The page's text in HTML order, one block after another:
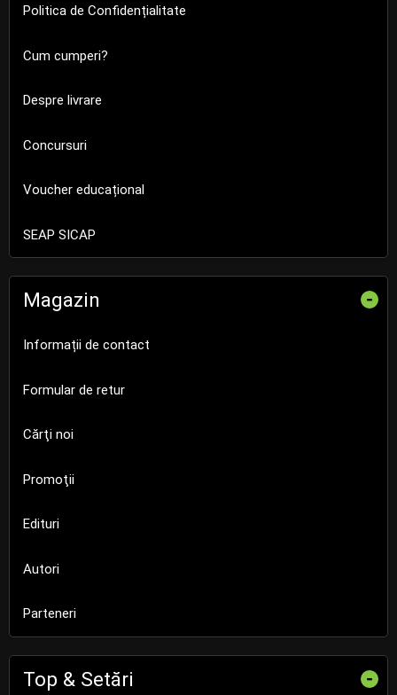
Politica de Confidențialitate
Cum cumperi?
Despre livrare
Concursuri
Voucher educațional
SEAP SICAP
Magazin -
Informații de contact
Formular de retur
Cărţi noi
Promoţii
Edituri
Autori
Parteneri
Top & Setări -